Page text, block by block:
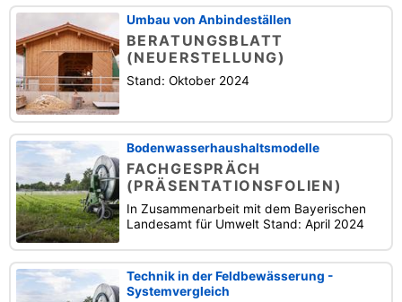
Umbau von Anbindeställen
BERATUNGSBLATT
(NEUERSTELLUNG)
Stand: Oktober 2024
Bodenwasserhaushaltsmodelle
FACHGESPRÄCH
(PRÄSENTATIONSFOLIEN)
In Zusammenarbeit mit dem Bayerischen
Landesamt für Umwelt Stand: April 2024
Technik in der Feldbewässerung -
Systemvergleich